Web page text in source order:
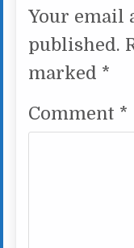
Your email
published.
marked *
Comment *